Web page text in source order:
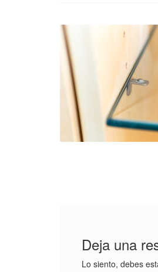
Deja una
Lo siento, debes